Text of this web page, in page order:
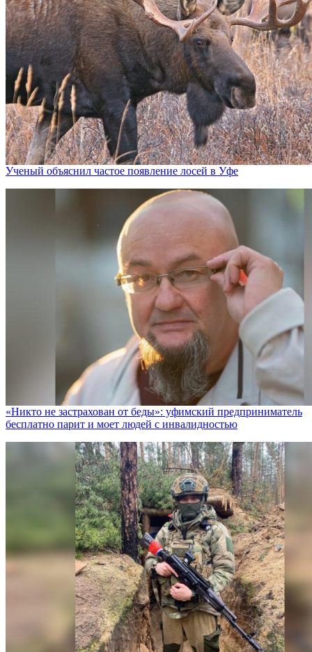
Ученый объяснил частое появление лосей в Уфе
«Никто не заcтрахован от беды»: уфимский предприниматель
бесплатно парит и моет людей с инвалидностью